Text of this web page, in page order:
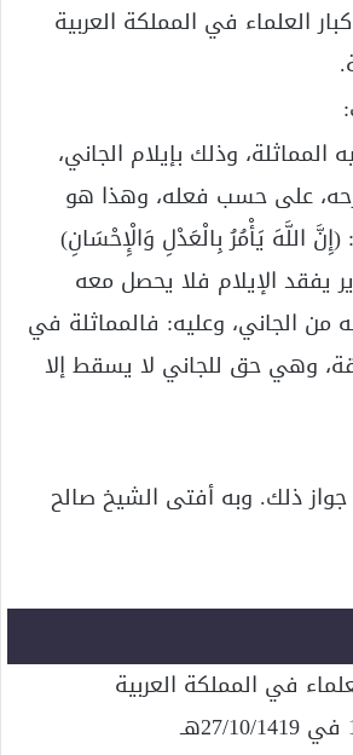
العلماء في المملكة العربية
وذلك بإيلام الجاني،
على حسب فعله، وهذا هو
اللَّهَ يَأْمُرُ بِالْعَدْلِ وَالْإِحْسَانِ)
والتخدير يفقد الإيلام فلا يحصل معه
الجاني، وعليه: فالمماثلة في
وهي حق للجاني لا يسقط إلا
ذلك. وبه أفتى الشيخ صالح
في المملكة العربية